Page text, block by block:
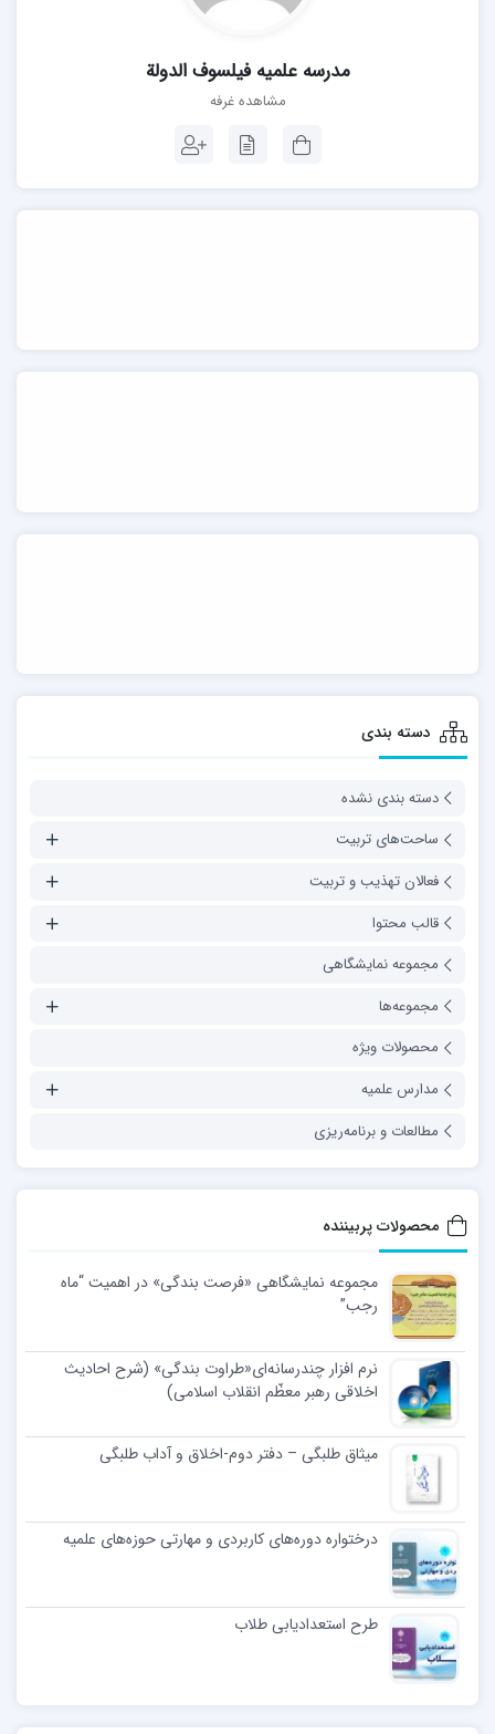
مدرسه علمیه فیلسوف الدولة
مشاهده غرفه
دسته بندی
دسته بندی نشده
ساحت‌های تربیت
فعالان تهذیب و تربیت
قالب محتوا
مجموعه نمایشگاهی
مجموعه‌ها
محصولات ویژه
مدارس علمیه
مطالعات و برنامه‌ریزی
محصولات پربیننده
مجموعه نمایشگاهی «فرصت بندگی» در اهمیت “ماه
رجب”
نرم افزار چندرسانه‌ای«طراوت بندگی» (شرح احادیث
اخلاقی رهبر معظّم انقلاب اسلامی)
میثاق طلبگی – دفتر دوم-اخلاق و آداب طلبگی
درختواره دوره‌های کاربردی و مهارتی حوزه‌های علمیه
طرح استعدادیابی طلاب